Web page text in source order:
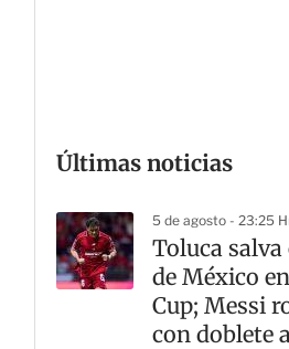
Últimas noticias
5 de agosto - 23:25
Toluca
de México
Cup; Messi
con doblete